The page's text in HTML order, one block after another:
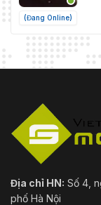
(Đang Online)
Địa chỉ HN: Số 4,
phố Hà Nội